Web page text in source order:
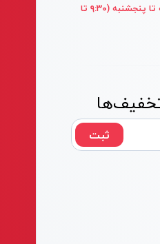
شنبه تا پنجشنبه (۹:۳۰ تا
ثبت